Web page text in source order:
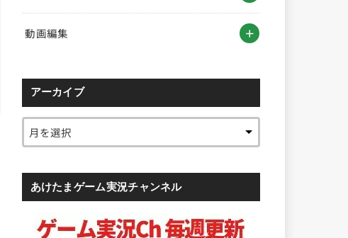
動画編集
アーカイブ
あけたまゲーム実況チャンネル